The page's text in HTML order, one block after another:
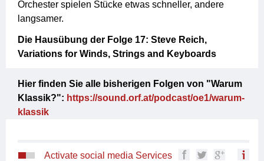
Orchester spielen Stücke etwas schneller, andere
langsamer.
Die Hausübung der Folge 17: Steve Reich,
Variations for Winds, Strings and Keyboards
Hier finden Sie alle bisherigen Folgen von "Warum
Klassik?": https://sound.orf.at/podcast/oe1/warum-
klassik
Activate social media Services